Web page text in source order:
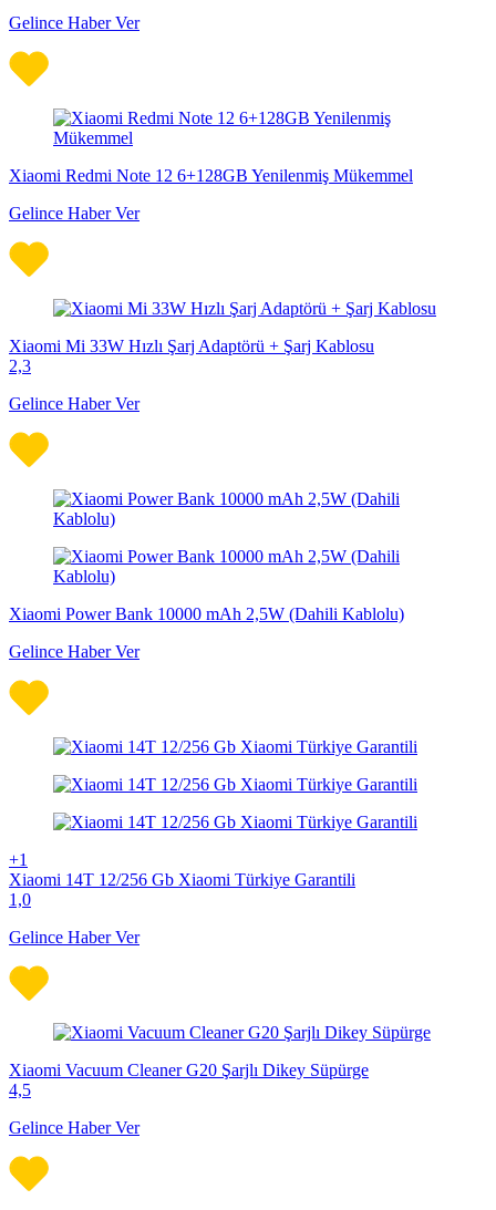
Gelince Haber Ver
Xiaomi Redmi Note 12 6+128GB Yenilenmiş Mükemmel
Gelince Haber Ver
Xiaomi Mi 33W Hızlı Şarj Adaptörü + Şarj Kablosu
2,3
Gelince Haber Ver
Xiaomi Power Bank 10000 mAh 2,5W (Dahili Kablolu)
Gelince Haber Ver
+1
Xiaomi 14T 12/256 Gb Xiaomi Türkiye Garantili
1,0
Gelince Haber Ver
Xiaomi Vacuum Cleaner G20 Şarjlı Dikey Süpürge
4,5
Gelince Haber Ver